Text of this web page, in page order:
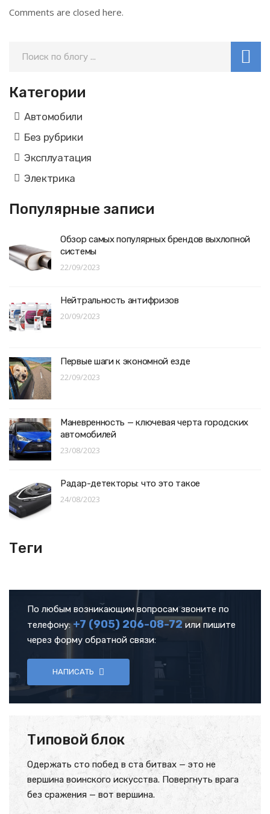
Comments are closed here.
Категории
Автомобили
Без рубрики
Эксплуатация
Электрика
Популярные записи
Обзор самых популярных брендов выхлопной
системы
22/09/2023
Нейтральность антифризов
20/09/2023
Первые шаги к экономной езде
22/09/2023
Маневренность — ключевая черта городских
автомобилей
23/08/2023
Радар-детекторы: что это такое
24/08/2023
Теги
По любым возникающим вопросам звоните по
телефону:+7 (905) 206-08-72 или пишите
через форму обратной связи:
НАПИСАТЬ
Типовой блок
Одержать сто побед в ста битвах — это не
вершина воинского искусства. Повергнуть врага
без сражения — вот вершина.